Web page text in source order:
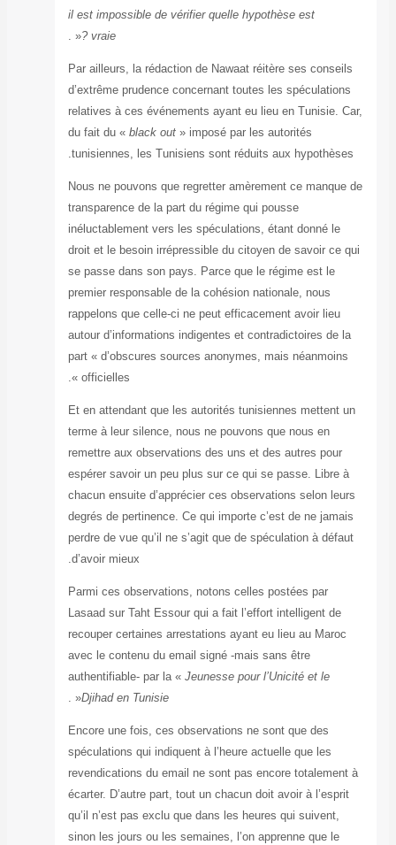
il est impossible
Par ailleurs, la
d’extrême
relatives à ces
du fait du «
tunisiennes, les
Nous ne
inéluctablement
droit et le
se passe dans
premier
rappelons que
autour
part «
Et en attendant
terme à leur
remettre aux
espérer savoir
chacun ensuite
degrés de
perdre de vue
Parmi ces
Lasaad sur Taht
recouper
avec le contenu
authentifiable-
Encore une
spéculations qui
revendications
écarter. D’autre
qu’il n’est pas
sinon les jours